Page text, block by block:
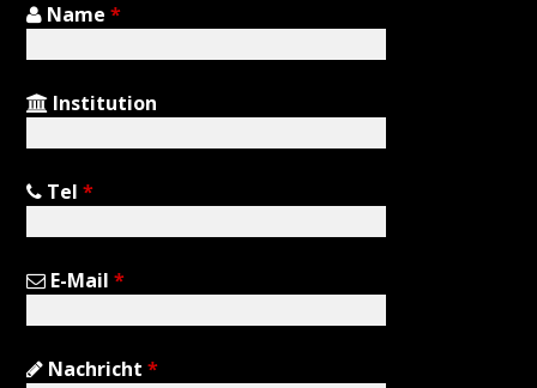
Name*
Institution
Tel*
E-Mail*
Nachricht*